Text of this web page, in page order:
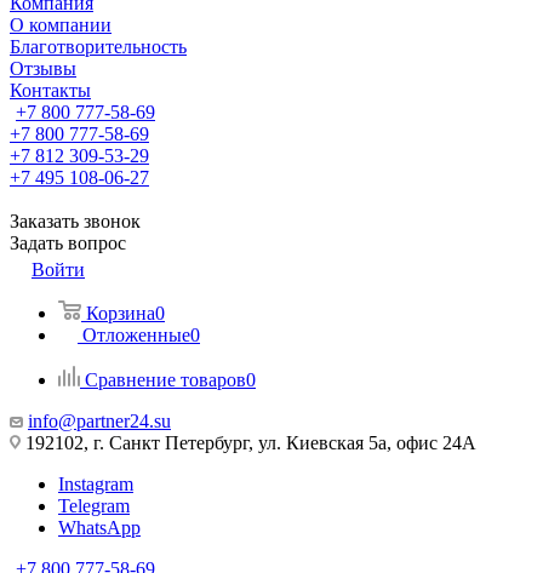
О компании
Благотворительность
Отзывы
Контакты
+7 800 777-58-69
+7 800 777-58-69
+7 812 309-53-29
+7 495 108-06-27
Заказать звонок
Задать вопрос
Войти
Корзина0
Отложенные0
Сравнение товаров0
info@partner24.su
192102, г. Санкт Петербург, ул. Киевская 5а, офис 24А
Instagram
Telegram
WhatsApp
+7 800 777-58-69